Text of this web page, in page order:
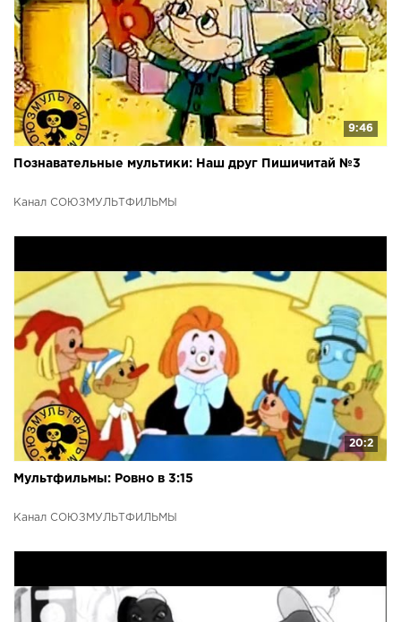
9:46
Познавательные мультики: Наш друг Пишичитай №3
Канал СОЮЗМУЛЬТФИЛЬМЫ
20:2
Мультфильмы: Ровно в 3:15
Канал СОЮЗМУЛЬТФИЛЬМЫ